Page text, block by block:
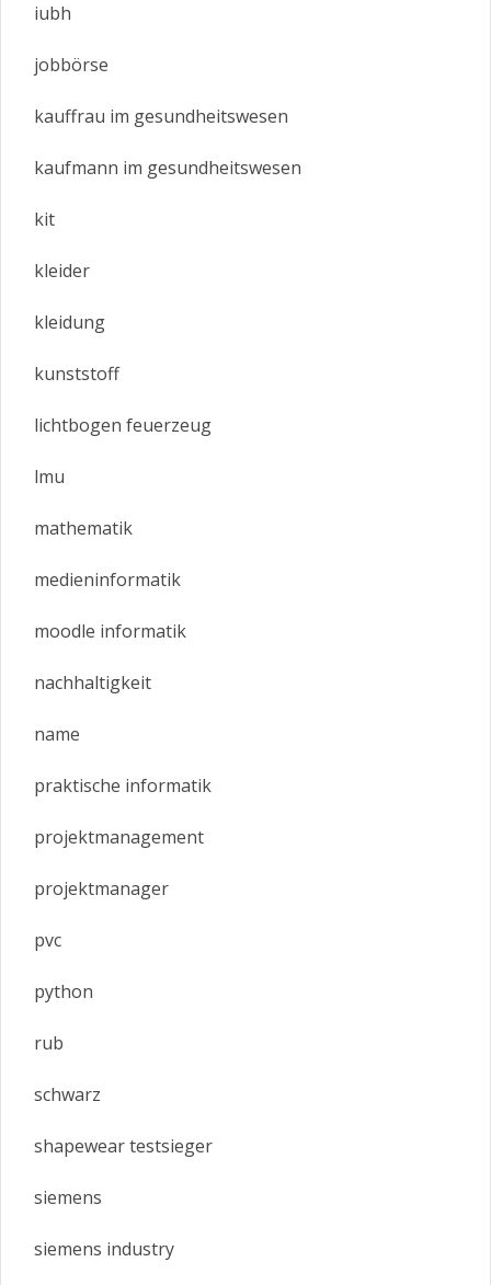
iubh
jobbörse
kauffrau im gesundheitswesen
kaufmann im gesundheitswesen
kit
kleider
kleidung
kunststoff
lichtbogen feuerzeug
lmu
mathematik
medieninformatik
moodle informatik
nachhaltigkeit
name
praktische informatik
projektmanagement
projektmanager
pvc
python
rub
schwarz
shapewear testsieger
siemens
siemens industry